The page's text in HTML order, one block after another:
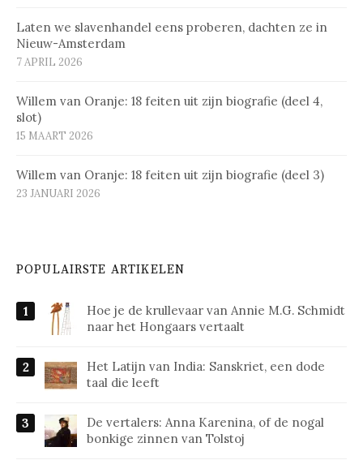
Laten we slavenhandel eens proberen, dachten ze in
Nieuw-Amsterdam
7 APRIL 2026
Willem van Oranje: 18 feiten uit zijn biografie (deel 4,
slot)
15 MAART 2026
Willem van Oranje: 18 feiten uit zijn biografie (deel 3)
23 JANUARI 2026
POPULAIRSTE ARTIKELEN
Hoe je de krullevaar van Annie M.G. Schmidt
naar het Hongaars vertaalt
Het Latijn van India: Sanskriet, een dode
taal die leeft
De vertalers: Anna Karenina, of de nogal
bonkige zinnen van Tolstoj